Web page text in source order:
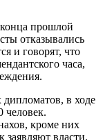
прошлой
отказывались
и говорят, что
часа,
в ходе
человек.
кроме них
заявляют власти,